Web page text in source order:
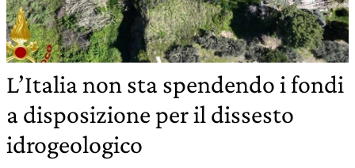
L’Italia non sta spendendo i fondi
a disposizione per il dissesto
idrogeologico